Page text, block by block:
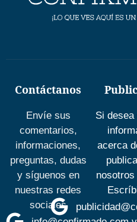
Contáctanos
Envíe sus
comentarios,
informaciones,
preguntas, dudas
y síguenos en
nuestras redes
sociales
Si desea
acerca
nosotros